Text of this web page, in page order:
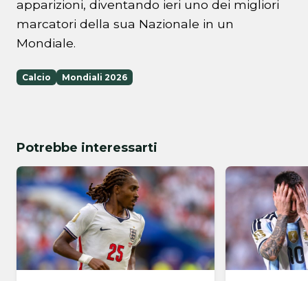
apparizioni, diventando ieri uno dei migliori
marcatori della sua Nazionale in un
Mondiale.
Calcio Mondiali 2026
Potrebbe interessarti